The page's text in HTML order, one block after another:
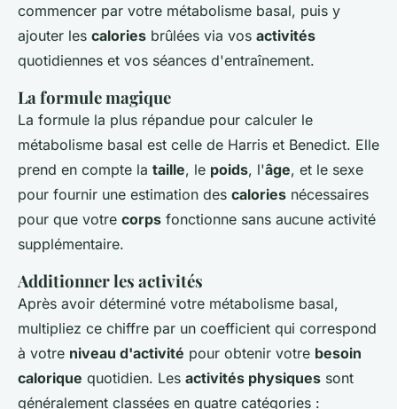
commencer par votre métabolisme basal, puis y
ajouter les calories brûlées via vos activités
quotidiennes et vos séances d'entraînement.
La formule magique
La formule la plus répandue pour calculer le
métabolisme basal est celle de Harris et Benedict. Elle
prend en compte la taille, le poids, l'âge, et le sexe
pour fournir une estimation des calories nécessaires
pour que votre corps fonctionne sans aucune activité
supplémentaire.
Additionner les activités
Après avoir déterminé votre métabolisme basal,
multipliez ce chiffre par un coefficient qui correspond
à votre niveau d'activité pour obtenir votre besoin
calorique quotidien. Les activités physiques sont
généralement classées en quatre catégories :